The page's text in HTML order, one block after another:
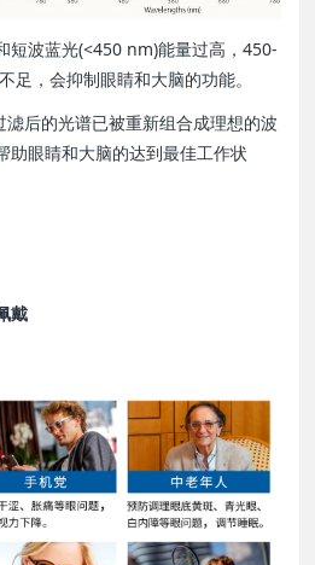
短波蓝光(<450 nm)能量过高，450-
足，会抑制眼睛和大脑的功能。
后的光谱已被重新组合成理想的波
助眼睛和大脑的达到最佳工作状
戴